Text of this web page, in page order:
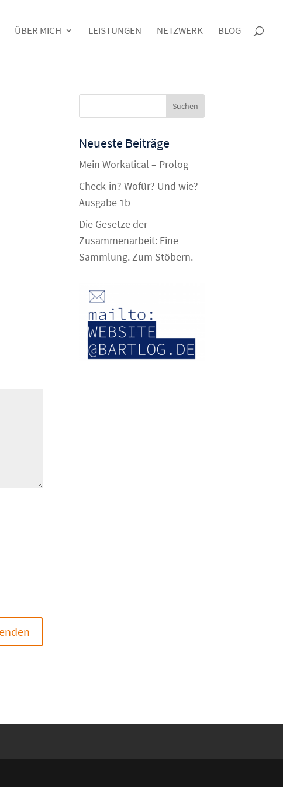
ÜBER MICH LEISTUNGEN NETZWERK BLOG
Neueste Beiträge
Mein Workatical – Prolog
Check-in? Wofür? Und wie?
Ausgabe 1b
Die Gesetze der
Zusammenarbeit: Eine
Sammlung. Zum Stöbern.